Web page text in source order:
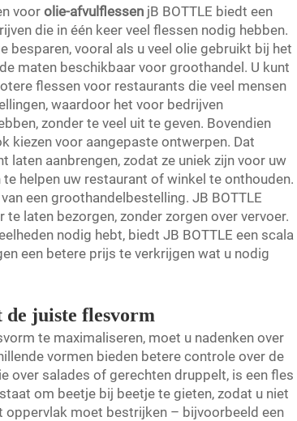
voor olie-afvulflessen jB BOTTLE biedt een
die in één keer veel flessen nodig hebben.
besparen, vooral als u veel olie gebruikt bij het
maten beschikbaar voor groothandel. U kunt
flessen voor restaurants die veel mensen
waardoor het voor bedrijven
zonder te veel uit te geven. Bovendien
kiezen voor aangepaste ontwerpen. Dat
aanbrengen, zodat ze uniek zijn voor uw
helpen uw restaurant of winkel te onthouden.
een groothandelbestelling. JB BOTTLE
laten bezorgen, zonder zorgen over vervoer.
nodig hebt, biedt JB BOTTLE een scala
een betere prijs te verkrijgen wat u nodig
juiste flesvorm
te maximaliseren, moet u nadenken over
vormen bieden betere controle over de
over salades of gerechten druppelt, is een fles
om beetje bij beetje te gieten, zodat u niet
oppervlak moet bestrijken – bijvoorbeeld een